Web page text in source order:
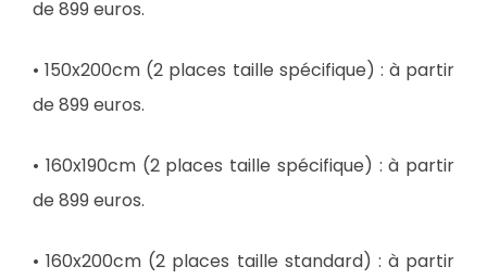
de 899 euros.
• 150x200cm (2 places taille spécifique) : à partir
de 899 euros.
• 160x190cm (2 places taille spécifique) : à partir
de 899 euros.
• 160x200cm (2 places taille standard) : à partir